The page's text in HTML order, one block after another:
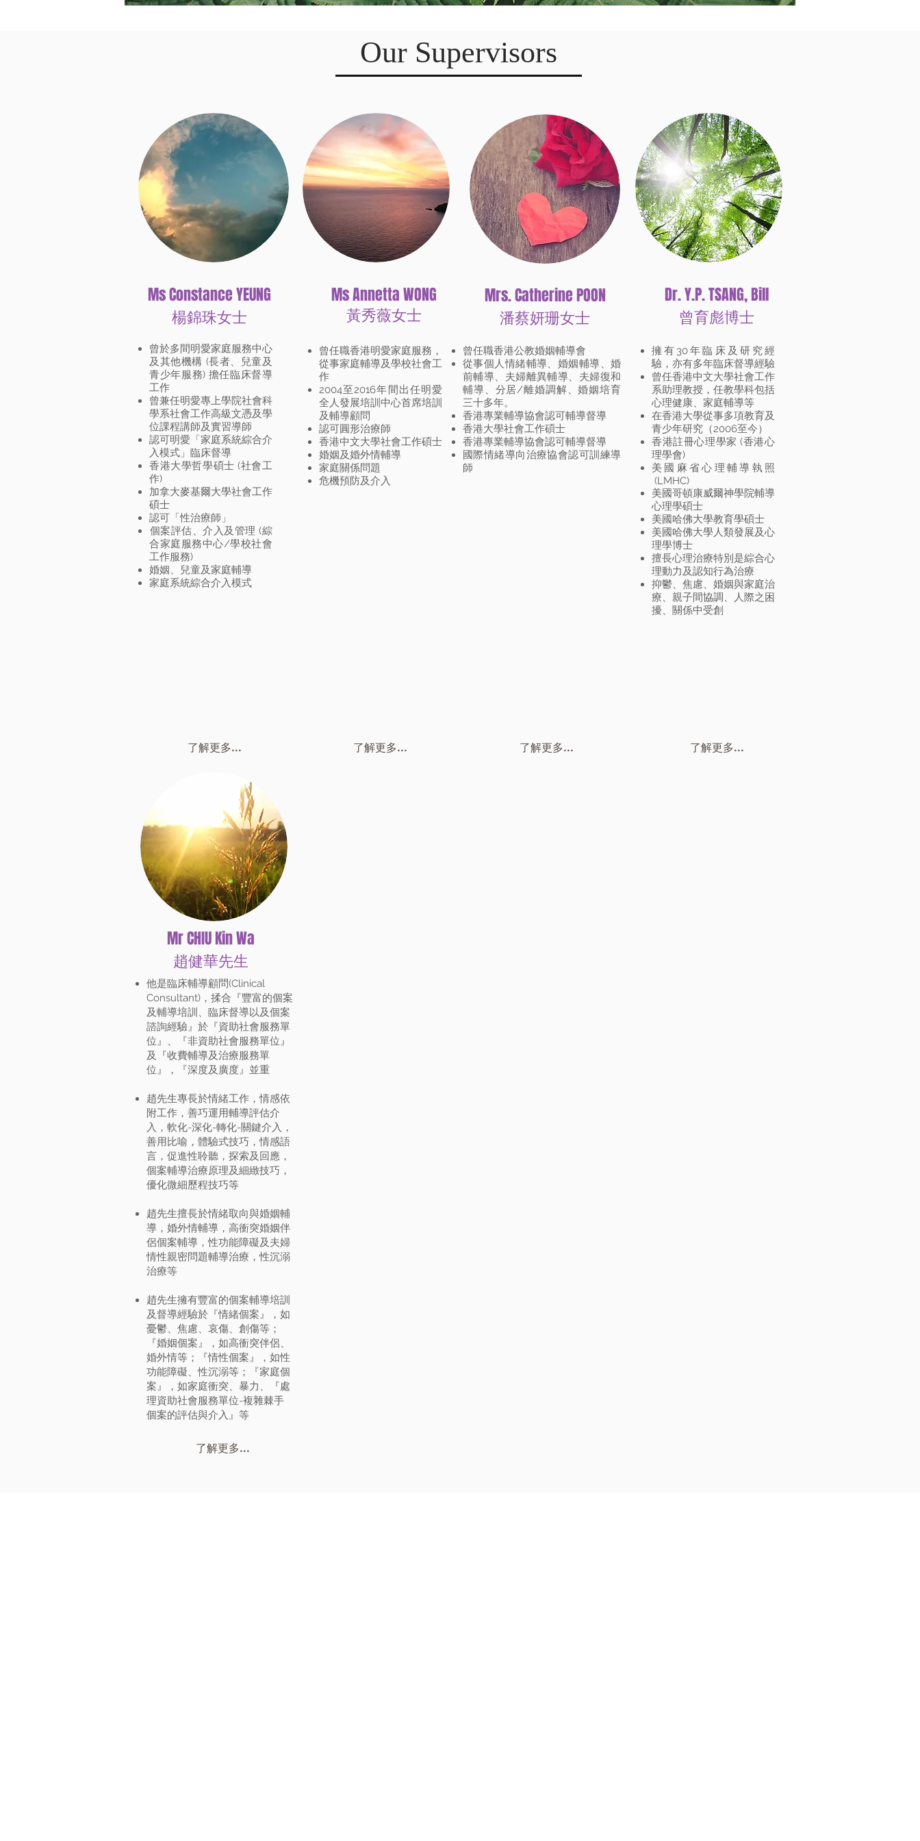
Our Supervisors
了解更多... 了解更多... 了解更多... 了解更多...
Mr CHIU Kin Wa
​趙健華先生​
他是臨床輔導顧問(Clinical
Consultant)，揉合『豐富的個案
及輔導培訓、臨床督導以及個案
諮詢經驗』於『資助社會服務單
位』、『非資助社會服務單位』
及『收費輔導及治療服務單
位』，『深度及廣度』並重
趙先生專長於情緒工作，情感依
附工作，善巧運用輔導評估介
入，軟化-深化-轉化-關鍵介入，
善用比喻，體驗式技巧，情感語
言，促進性聆聽，探索及回應，
個案輔導治療原理及細緻技巧，
優化微細歷程技巧等
趙先生擅長於情緒取向與婚姻輔
導，婚外情輔導，高衝突婚姻伴
侶個案輔導，性功能障礙及夫婦
情性親密問題輔導治療，性沉溺
治療等
趙先生擁有豐富的個案輔導培訓
及督導經驗於『情緒個案』，如
憂鬱、焦慮、哀傷、創傷等；
『婚姻個案』，如高衝突伴侶、
婚外情等；『情性個案』，如性
功能障礙、性沉溺等；『家庭個
案』，如家庭衝突、暴力、『處
理資助社會服務單位-複雜棘手
個案的評估與介入』等
了解更多...
Ms Constance YEUNG
​楊錦珠女士
曾於多間明愛家庭服務中心
及其他機構 (長者、兒童及
青少年服務) 擔任臨床督導
工作
曾兼任明愛專上學院社會科
學系社會工作高級文憑及學
位課程講師及實習導師​
認可明愛「家庭系統綜合介
入模式」臨床督導
香港大學哲學碩士 (社會工
作)
​加拿大麥基爾大學社會工作
碩士
認可「性治療師」
​個案評估、介入及管理 (綜
合家庭服務中心/學校社會
工作服務)
婚姻、兒童及家庭輔導
家庭系統綜合介入模式
Ms Annetta WONG​​
​黃秀薇女士
曾任職香港明愛家庭服務，
從事家庭輔導及學校社會工
作
2004至2016年間出任明愛
全人發展培訓中心首席培訓
及輔導顧問​
認可圓形治療師
香港中文大學社會工作碩士
婚姻及婚外情輔導
家庭關係問題
​危機預防及介入
Mrs. Catherine POON
​潘蔡妍珊女士
曾任職香港公教婚姻輔導會
從事個人情緒輔導、婚姻輔導、婚
前輔導、夫婦離異輔導、夫婦復和
輔導、分居/離婚調解、婚姻培育
三十多年。
香港專業輔導協會認可輔導督導
​香港大學社會工作碩士
香港專業輔導協會認可輔導督導
國際情緒導向治療協會認可訓練導
師​
Dr. Y.P. TSANG, Bill
曾育彪博士
擁有30年臨床及研究經
驗，亦有多年臨床督導經驗
曾任香港中文大學社會工作
系助理教授，任教學科包括
心理健康、家庭輔導等
在香港大學從事多項教育及
青少年研究（2006至今）
香港註冊心理學家 (香港心
理學會)
美國麻省心理輔導執照
(LMHC)
美國哥頓康威爾神學院輔導
心理學碩士
美國哈佛大學教育學碩士
美國哈佛大學人類發展及心
理學博士
擅長心理治療特別是綜合心
理動力及認知行為治療
抑鬱、焦慮、婚姻與家庭治
療、親子間協調、人際之困
擾、關係中受創